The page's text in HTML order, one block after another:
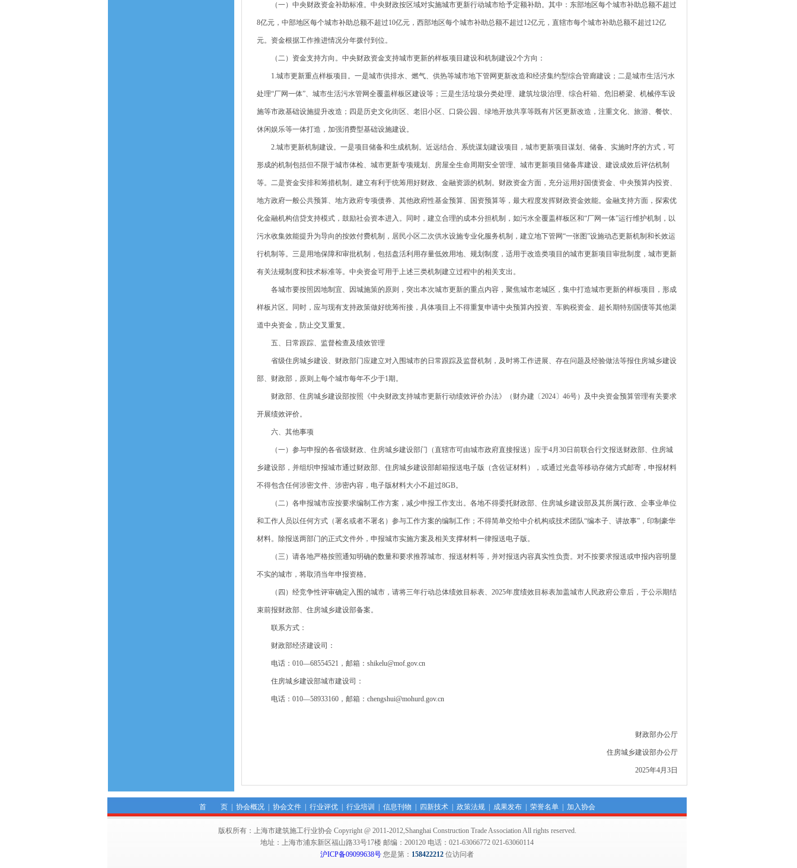
（一）中央财政资金补助标准。中央财政按区域对实施城市更新行动城市给予定额补助。其中：东部地区每个城市补助总额不超过
8亿元，中部地区每个城市补助总额不超过10亿元，西部地区每个城市补助总额不超过12亿元，直辖市每个城市补助总额不超过12亿
元。资金根据工作推进情况分年拨付到位。
（二）资金支持方向。中央财政资金支持城市更新的样板项目建设和机制建设2个方向：
1.城市更新重点样板项目。一是城市供排水、燃气、供热等城市地下管网更新改造和经济集约型综合管廊建设；二是城市生活污水
处理“厂网一体”、城市生活污水管网全覆盖样板区建设等；三是生活垃圾分类处理、建筑垃圾治理、综合杆箱、危旧桥梁、机械停车设
施等市政基础设施提升改造；四是历史文化街区、老旧小区、口袋公园、绿地开放共享等既有片区更新改造，注重文化、旅游、餐饮、
休闲娱乐等一体打造，加强消费型基础设施建设。
2.城市更新机制建设。一是项目储备和生成机制。近远结合、系统谋划建设项目，城市更新项目谋划、储备、实施时序的方式，可
形成的机制包括但不限于城市体检、城市更新专项规划、房屋全生命周期安全管理、城市更新项目储备库建设、建设成效后评估机制
等。二是资金安排和筹措机制。建立有利于统筹用好财政、金融资源的机制。财政资金方面，充分运用好国债资金、中央预算内投资、
地方政府一般公共预算、地方政府专项债券、其他政府性基金预算、国资预算等，最大程度发挥财政资金效能。金融支持方面，探索优
化金融机构信贷支持模式，鼓励社会资本进入。同时，建立合理的成本分担机制，如污水全覆盖样板区和“厂网一体”运行维护机制，以
污水收集效能提升为导向的按效付费机制，居民小区二次供水设施专业化服务机制，建立地下管网“一张图”设施动态更新机制和长效运
行机制等。三是用地保障和审批机制，包括盘活利用存量低效用地、规划制度，适用于改造类项目的城市更新项目审批制度，城市更新
有关法规制度和技术标准等。中央资金可用于上述三类机制建立过程中的相关支出。
各城市要按照因地制宜、因城施策的原则，突出本次城市更新的重点内容，聚焦城市老城区，集中打造城市更新的样板项目，形成
样板片区。同时，应与现有支持政策做好统筹衔接，具体项目上不得重复申请中央预算内投资、车购税资金、超长期特别国债等其他渠
道中央资金，防止交叉重复。
五、日常跟踪、监督检查及绩效管理
省级住房城乡建设、财政部门应建立对入围城市的日常跟踪及监督机制，及时将工作进展、存在问题及经验做法等报住房城乡建设
部、财政部，原则上每个城市每年不少于1期。
财政部、住房城乡建设部按照《中央财政支持城市更新行动绩效评价办法》（财办建〔2024〕46号）及中央资金预算管理有关要求
开展绩效评价。
六、其他事项
（一）参与申报的各省级财政、住房城乡建设部门（直辖市可由城市政府直接报送）应于4月30日前联合行文报送财政部、住房城
乡建设部，并组织申报城市通过财政部、住房城乡建设部邮箱报送电子版（含佐证材料），或通过光盘等移动存储方式邮寄，申报材料
不得包含任何涉密文件、涉密内容，电子版材料大小不超过8GB。
（二）各申报城市应按要求编制工作方案，减少申报工作支出。各地不得委托财政部、住房城乡建设部及其所属行政、企事业单位
和工作人员以任何方式（署名或者不署名）参与工作方案的编制工作；不得简单交给中介机构或技术团队“编本子、讲故事”，印制豪华
材料。除报送两部门的正式文件外，申报城市实施方案及相关支撑材料一律报送电子版。
（三）请各地严格按照通知明确的数量和要求推荐城市、报送材料等，并对报送内容真实性负责。对不按要求报送或申报内容明显
不实的城市，将取消当年申报资格。
（四）经竞争性评审确定入围的城市，请将三年行动总体绩效目标表、2025年度绩效目标表加盖城市人民政府公章后，于公示期结
束前报财政部、住房城乡建设部备案。
联系方式：
财政部经济建设司：
电话：010—68554521，邮箱：shikelu@mof.gov.cn
住房城乡建设部城市建设司：
电话：010—58933160，邮箱：chengshui@mohurd.gov.cn
财政部办公厅
住房城乡建设部办公厅
2025年4月3日
首 页| 协会概况| 协会文件| 行业评优| 行业培训 信息刊物 四新技术| 政策法规| 成果发布| 荣誉名单| 加入协会
版权所有：上海市建筑施工行业协会 Copyright @ 2011-2012,Shanghai Construction Trade Association All rights reserved.
地址：上海市浦东新区福山路33号17楼 邮编：200120 电话：021-63066772 021-63060114
沪ICP备09099638号 您是第： 158422212 位访问者